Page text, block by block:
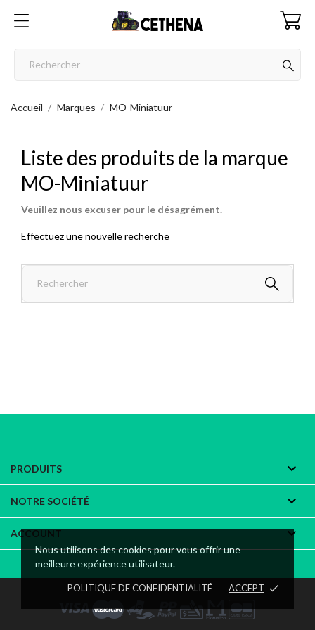
Nous utilisons des cookies pour vous offrir une
meilleure expérience utilisateur.
POLITIQUE DE CONFIDENTIALITÉ ACCEPT done
Accueil Marques MO-Miniatuur
Liste des produits de la marque
MO-Miniatuur
Veuillez nous excuser pour le désagrément.
Effectuez une nouvelle recherche
PRODUITS 
NOTRE SOCIÉTÉ 
ACCOUNT 